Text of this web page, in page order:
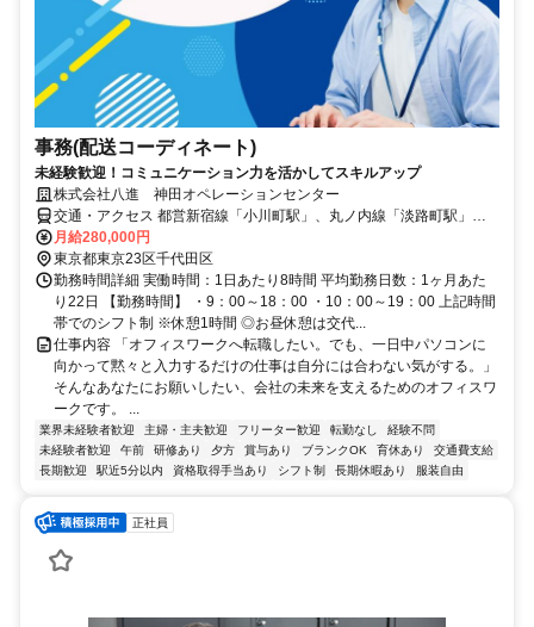
事務(配送コーディネート)
未経験歓迎！コミュニケーション力を活かしてスキルアップ
株式会社八進 神田オペレーションセンター
交通・アクセス 都営新宿線「小川町駅」、丸ノ内線「淡路町駅」徒
歩1分、「秋葉原駅」・「神田駅」から徒歩10分
月給280,000円
東京都東京23区千代田区
勤務時間詳細 実働時間：1日あたり8時間 平均勤務日数：1ヶ月あた
り22日 【勤務時間】 ・9：00～18：00 ・10：00～19：00 上記時間
帯でのシフト制 ※休憩1時間 ◎お昼休憩は交代...
仕事内容 「オフィスワークへ転職したい。でも、一日中パソコンに
向かって黙々と入力するだけの仕事は自分には合わない気がする。」
そんなあなたにお願いしたい、会社の未来を支えるためのオフィスワ
ークです。 ...
業界未経験者歓迎 主婦・主夫歓迎 フリーター歓迎 転勤なし
経験不問
未経験者歓迎
午前 研修あり 夕方 賞与あり ブランクOK 育休あり
交通費支給
長期歓迎
駅近5分以内 資格取得手当あり シフト制 長期休暇あり 服装自由
正社員